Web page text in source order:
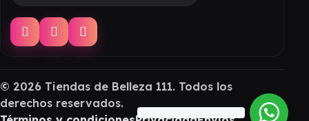
© 2026 Tiendas de Belleza 111. Todos los
derechos reservados.